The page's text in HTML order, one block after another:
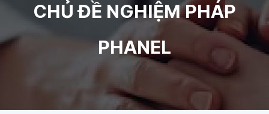
CHỦ ĐỀ NGHIỆM PHÁP
PHANEL